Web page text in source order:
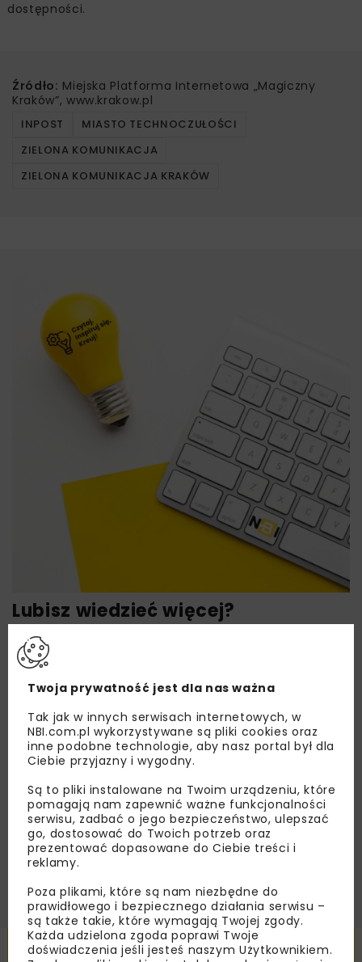
dostępności.
Źródło: Miejska Platforma Internetowa „Magiczny
Kraków”, www.krakow.pl
INPOST
MIASTO TECHNOCZUŁOŚCI
ZIELONA KOMUNIKACJA
ZIELONA KOMUNIKACJA KRAKÓW
Lubisz wiedzieć więcej?
Zapisz się do newslettera aby otrzymywać od
nas najlepsze informacje branżowe,
zaproszenia na wydarzenia, atrakcyjne oferty i
dedykowane akcje specjalne.
Regulaminemoraz wyrażam zgodę na otrzymywanie na
podany przeze mnie adres e-mail korespondencji
handlowej w postaci newslettera.
ZAPISZ MNIE
Powiązane artykuły
Twoja prywatność jest dla nas ważna
Tak jak w innych serwisach internetowych, w
NBI.com.pl wykorzystywane są pliki cookies oraz
inne podobne technologie, aby nasz portal był dla
Ciebie przyjazny i wygodny.
Są to pliki instalowane na Twoim urządzeniu, które
pomagają nam zapewnić ważne funkcjonalności
serwisu, zadbać o jego bezpieczeństwo, ulepszać
go, dostosować do Twoich potrzeb oraz
prezentować dopasowane do Ciebie treści i
reklamy.
Poza plikami, które są nam niezbędne do
prawidłowego i bezpiecznego działania serwisu –
są także takie, które wymagają Twojej zgody.
Każda udzielona zgoda poprawi Twoje
doświadczenia jeśli jesteś naszym Użytkownikiem.